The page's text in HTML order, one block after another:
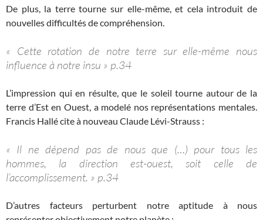
De plus, la terre tourne sur elle-même, et cela introduit de
nouvelles difficultés de compréhension.
« Cette rotation de notre terre sur elle-même nous
influence à notre insu » p.34
L’impression qui en résulte, que le soleil tourne autour de la
terre d’Est en Ouest, a modelé nos représentations mentales.
Francis Hallé cite à nouveau Claude Lévi-Strauss :
« Il ne dépend pas de nous que (…) pour tous les
hommes, la direction est-ouest, soit celle de
l’accomplissement. » p.34
D’autres facteurs perturbent notre aptitude à nous